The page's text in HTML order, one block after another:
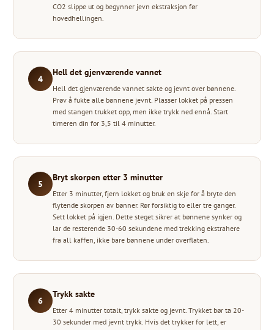
CO2 slippe ut og begynner jevn ekstraksjon før
hovedhellingen.
4
Hell det gjenværende vannet
Hell det gjenværende vannet sakte og jevnt over bønnene.
Prøv å fukte alle bønnene jevnt. Plasser lokket på pressen
med stangen trukket opp, men ikke trykk ned ennå. Start
timeren din for 3,5 til 4 minutter.
5
Bryt skorpen etter 3 minutter
Etter 3 minutter, fjern lokket og bruk en skje for å bryte den
flytende skorpen av bønner. Rør forsiktig to eller tre ganger.
Sett lokket på igjen. Dette steget sikrer at bønnene synker og
lar de resterende 30-60 sekundene med trekking ekstrahere
fra all kaffen, ikke bare bønnene under overflaten.
6
Trykk sakte
Etter 4 minutter totalt, trykk sakte og jevnt. Trykket bør ta 20-
30 sekunder med jevnt trykk. Hvis det trykker for lett, er